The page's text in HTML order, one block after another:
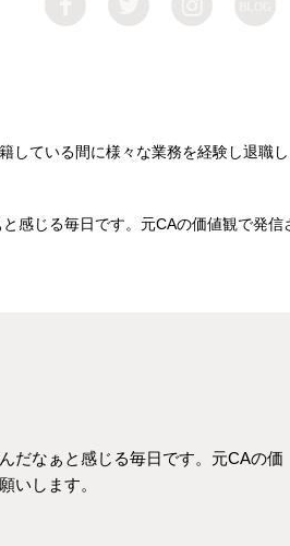
している間に様々な業務を経験し退職し
感じる毎日です。元CAの価値観で発信
だなぁと感じる毎日です。元CAの価
いします。